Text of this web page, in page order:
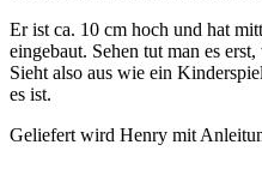
Er ist ca. 10 cm hoch und hat
eingebaut. Sehen tut man es
Sieht also aus wie ein
es ist.
Geliefert wird Henry mit